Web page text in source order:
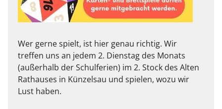
Wer gerne spielt, ist hier genau richtig. Wir
treffen uns an jedem 2. Dienstag des Monats
(außerhalb der Schulferien) im 2. Stock des Alten
Rathauses in Künzelsau und spielen, wozu wir
Lust haben.